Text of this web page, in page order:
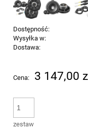
Dostępność:
Wysyłka w:
Dostawa:
Cena nie zawiera
Cena: 3 147,00
zestaw